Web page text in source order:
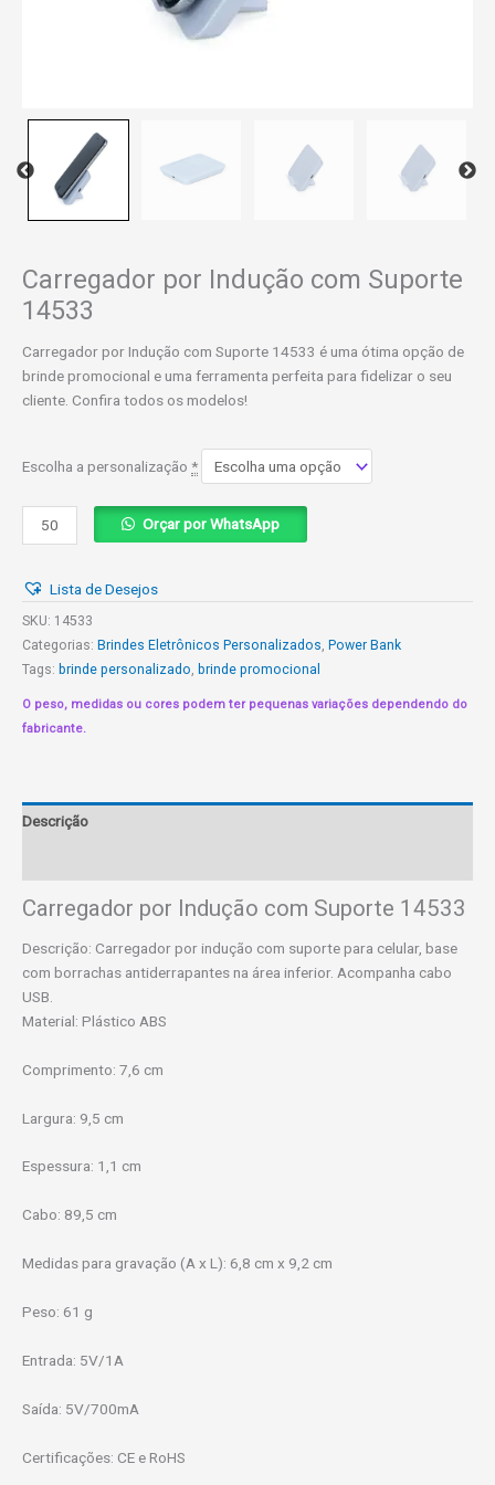
Carregador por Indução com Suporte
14533
Carregador por Indução com Suporte 14533 é uma ótima opção de
brinde promocional e uma ferramenta perfeita para fidelizar o seu
cliente. Confira todos os modelos!
Escolha a personalização *
Carregador
por
com
Suporte
14533
quantidade
Orçar por WhatsApp
Lista de Desejos
SKU: 14533
Categorias: Brindes Eletrônicos Personalizados Power Bank
Tags: brinde personalizado brinde promocional
O peso, medidas ou cores podem ter pequenas variações dependendo do
fabricante.
Descrição
Carregador por Indução com Suporte 14533
Descrição: Carregador por indução com suporte para celular, base
com borrachas antiderrapantes na área inferior. Acompanha cabo
USB.
Material: Plástico ABS
Comprimento: 7,6 cm
Largura: 9,5 cm
Espessura: 1,1 cm
Cabo: 89,5 cm
Medidas para gravação (A x L): 6,8 cm x 9,2 cm
Peso: 61 g
Entrada: 5V/1A
Saída: 5V/700mA
Certificações: CE e RoHS